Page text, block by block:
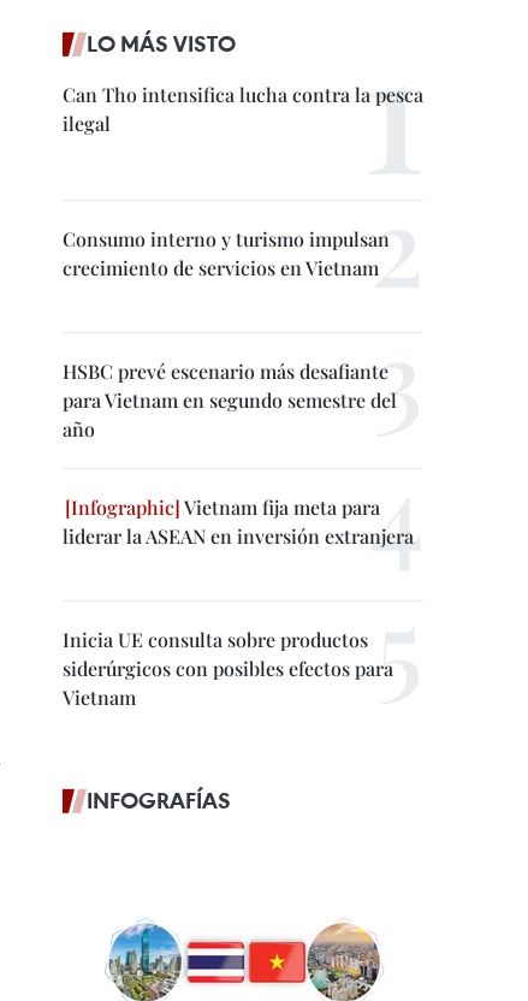
LO MÁS VISTO
Can Tho intensifica lucha contra la pesca
ilegal
Consumo interno y turismo impulsan
crecimiento de servicios en Vietnam
HSBC prevé escenario más desafiante
para Vietnam en segundo semestre del
año
Vietnam fija meta para
liderar la ASEAN en inversión extranjera
Inicia UE consulta sobre productos
siderúrgicos con posibles efectos para
Vietnam
INFOGRAFÍAS